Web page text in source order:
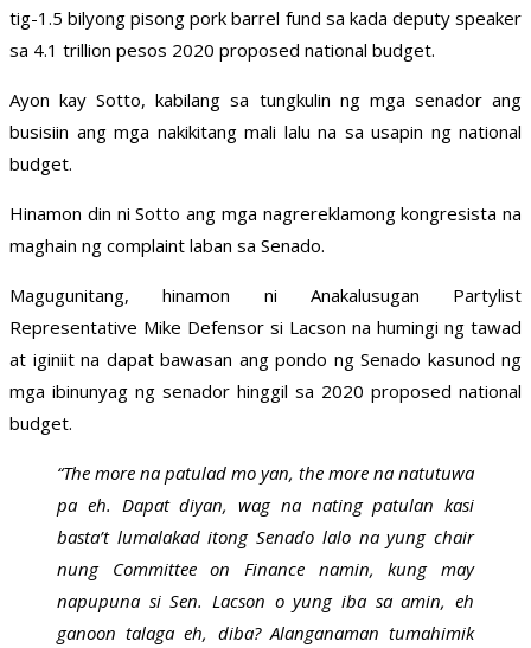
tig-1.5 bilyong pisong pork barrel fund sa kada deputy speaker
sa 4.1 trillion pesos 2020 proposed national budget.
Ayon kay Sotto, kabilang sa tungkulin ng mga senador ang
busisiin ang mga nakikitang mali lalu na sa usapin ng national
budget.
Hinamon din ni Sotto ang mga nagrereklamong kongresista na
maghain ng complaint laban sa Senado.
Magugunitang, hinamon ni Anakalusugan Partylist
Representative Mike Defensor si Lacson na humingi ng tawad
at iginiit na dapat bawasan ang pondo ng Senado kasunod ng
mga ibinunyag ng senador hinggil sa 2020 proposed national
budget.
“The more na patulad mo yan, the more na natutuwa
pa eh. Dapat diyan, wag na nating patulan kasi
basta’t lumalakad itong Senado lalo na yung chair
nung Committee on Finance namin, kung may
napupuna si Sen. Lacson o yung iba sa amin, eh
ganoon talaga eh, diba? Alanganaman tumahimik